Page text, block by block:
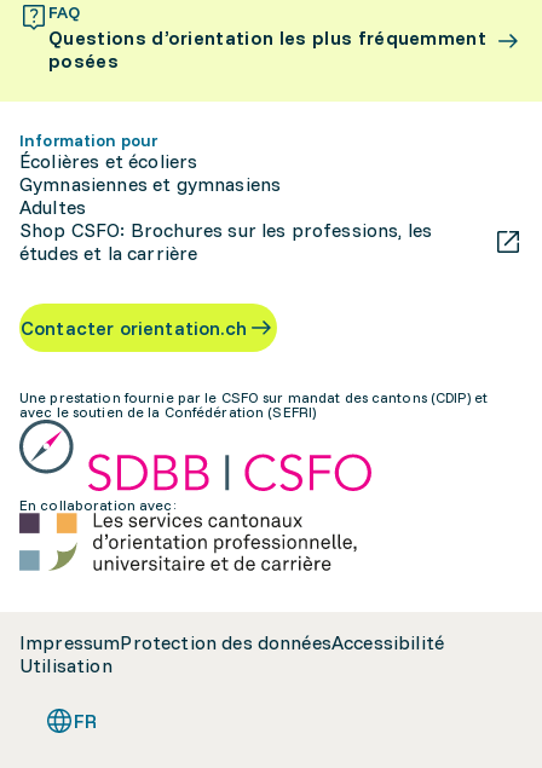
FAQ
Questions d’orientation les plus fréquemment
posées
Information pour
Écolières et écoliers
Gymnasiennes et gymnasiens
Adultes
Shop CSFO: Brochures sur les professions, les
études et la carrière
Contacter orientation.ch
Une prestation fournie par le CSFO sur mandat des cantons (CDIP) et
avec le soutien de la Confédération (SEFRI)
En collaboration avec:
ImpressumProtection des donnéesAccessibilité
Utilisation
FR